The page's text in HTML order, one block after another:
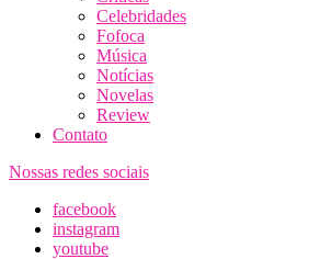
Celebridades
Fofoca
Música
Notícias
Novelas
Review
Contato
Nossas redes sociais
facebook
instagram
youtube